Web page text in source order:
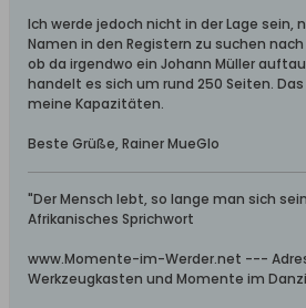
Ich werde jedoch nicht in der Lage sein,
Namen in den Registern zu suchen
ob da irgendwo ein Johann Müller
handelt es sich um rund 250 Seiten.
meine Kapazitäten.
Beste Grüße, Rainer MueGlo
"Der Mensch lebt, so lange man sich
Afrikanisches Sprichwort
www.Momente-im-Werder.net ---
Werkzeugkasten und Momente im